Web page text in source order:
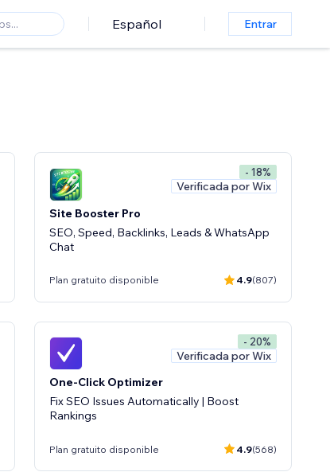
Español Entrar
- 18%
Verificada por Wix
Site Booster Pro
SEO, Speed, Backlinks, Leads & WhatsApp
Chat
Plan gratuito disponible 4.9(807)
- 20%
Verificada por Wix
One-Click Optimizer
Fix SEO Issues Automatically | Boost
Rankings
Plan gratuito disponible 4.9(568)